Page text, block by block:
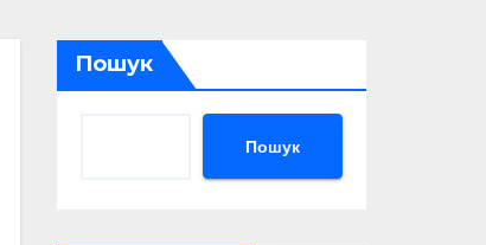
Пошук
Пошук